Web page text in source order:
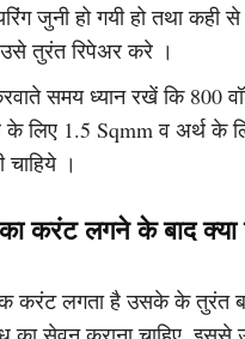
जुनी हो गयी हो तथा कही
उसे तुरंत रिपेअर करे ।
समय ध्यान रखें कि 800
लिए 1.5 Sqmm व अर्थ के
चाहिये ।
करंट लगने के बाद क्या
करंट लगता है उसके के तुरंत